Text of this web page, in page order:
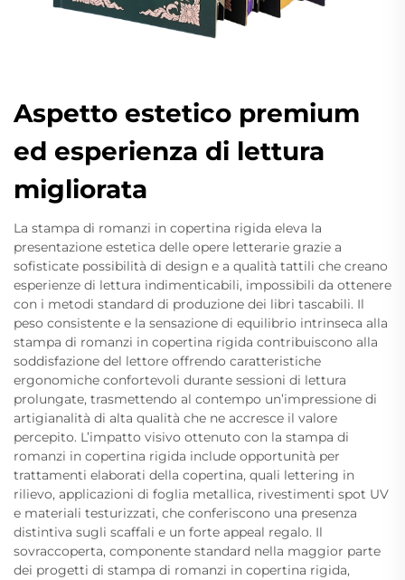
Aspetto estetico premium
ed esperienza di lettura
migliorata
La stampa di romanzi in copertina rigida eleva la
presentazione estetica delle opere letterarie grazie a
sofisticate possibilità di design e a qualità tattili che creano
esperienze di lettura indimenticabili, impossibili da ottenere
con i metodi standard di produzione dei libri tascabili. Il
peso consistente e la sensazione di equilibrio intrinseca alla
stampa di romanzi in copertina rigida contribuiscono alla
soddisfazione del lettore offrendo caratteristiche
ergonomiche confortevoli durante sessioni di lettura
prolungate, trasmettendo al contempo un’impressione di
artigianalità di alta qualità che ne accresce il valore
percepito. L’impatto visivo ottenuto con la stampa di
romanzi in copertina rigida include opportunità per
trattamenti elaborati della copertina, quali lettering in
rilievo, applicazioni di foglia metallica, rivestimenti spot UV
e materiali testurizzati, che conferiscono una presenza
distintiva sugli scaffali e un forte appeal regalo. Il
sovraccoperta, componente standard nella maggior parte
dei progetti di stampa di romanzi in copertina rigida,